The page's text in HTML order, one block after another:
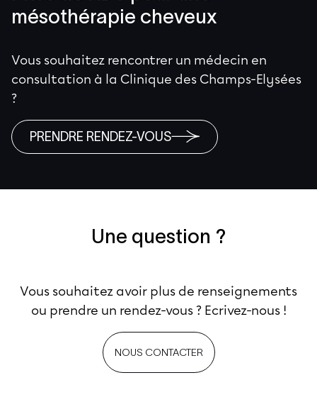
mésothérapie cheveux
Vous souhaitez rencontrer un médecin en
consultation à la Clinique des Champs-Elysées
?
PRENDRE RENDEZ-VOUS
Une question ?
Vous souhaitez avoir plus de renseignements
ou prendre un rendez-vous ? Ecrivez-nous !
NOUS CONTACTER